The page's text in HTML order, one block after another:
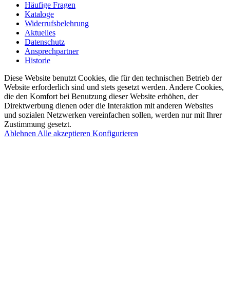
Häufige Fragen
Kataloge
Widerrufsbelehrung
Aktuelles
Datenschutz
Ansprechpartner
Historie
Diese Website benutzt Cookies, die für den technischen Betrieb der
Website erforderlich sind und stets gesetzt werden. Andere Cookies,
die den Komfort bei Benutzung dieser Website erhöhen, der
Direktwerbung dienen oder die Interaktion mit anderen Websites
und sozialen Netzwerken vereinfachen sollen, werden nur mit Ihrer
Zustimmung gesetzt.
AblehnenAlle akzeptieren Konfigurieren